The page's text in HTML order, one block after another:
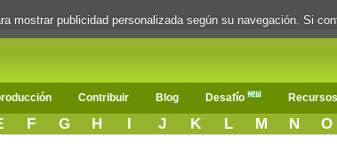
Contribuir Blog Desafío Recursos
F G H I J K L M N O
mostrar publicidad personalizada según su navegación. Si